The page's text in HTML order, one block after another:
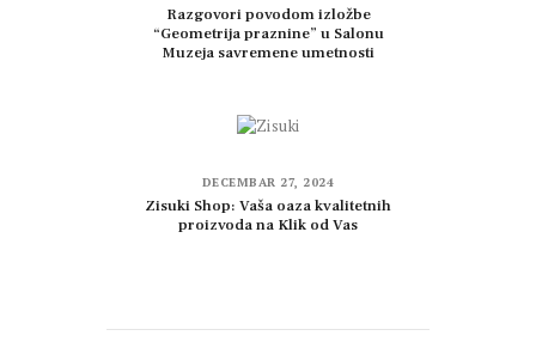
Razgovori povodom izložbe
“Geometrija praznine” u Salonu
Muzeja savremene umetnosti
DECEMBAR 27, 2024
Zisuki Shop: Vaša oaza kvalitetnih
proizvoda na Klik od Vas